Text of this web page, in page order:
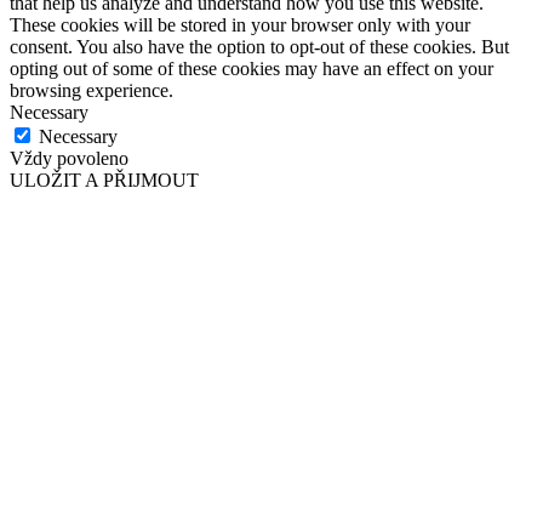
These cookies will be stored in your browser only with your
consent. You also have the option to opt-out of these cookies. But
opting out of some of these cookies may have an effect on your
browsing experience.
Necessary
Necessary
Vždy povoleno
ULOŽIT A PŘIJMOUT